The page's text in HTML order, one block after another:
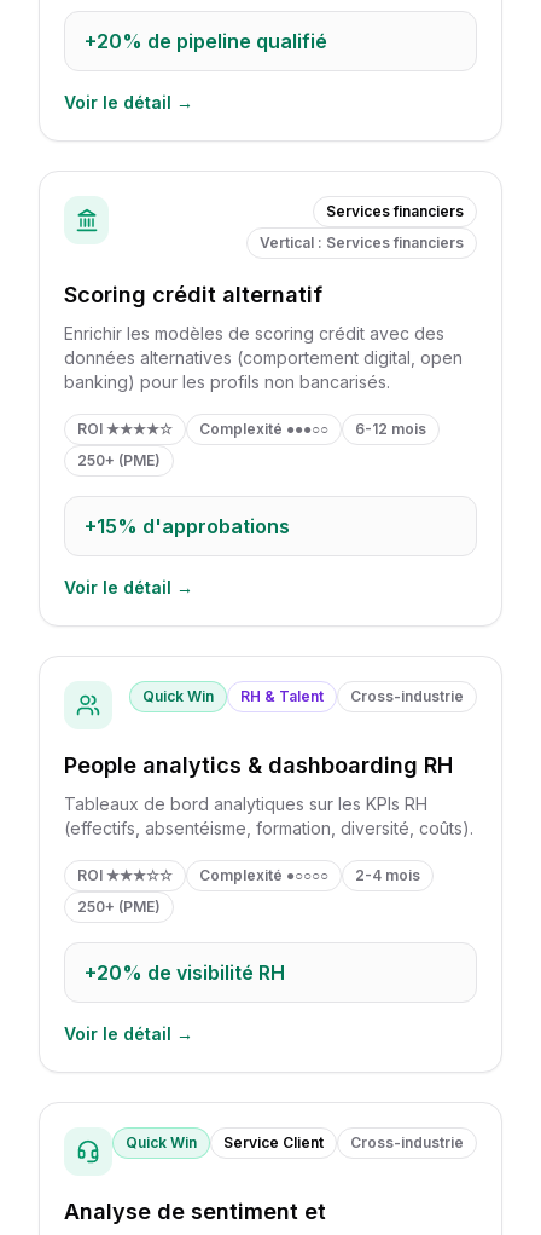
+20% de pipeline qualifié
Voir le détail →
Services financiers
Vertical : Services financiers
Scoring crédit alternatif
Enrichir les modèles de scoring crédit avec des
données alternatives (comportement digital, open
banking) pour les profils non bancarisés.
ROI ★★★★☆ Complexité ●●●○○
6-12 mois
250+ (PME)
+15% d'approbations
Voir le détail →
Quick Win RH & Talent Cross-industrie
People analytics & dashboarding RH
Tableaux de bord analytiques sur les KPIs RH
(effectifs, absentéisme, formation, diversité, coûts).
ROI ★★★☆☆ Complexité ●○○○○
2-4 mois
250+ (PME)
+20% de visibilité RH
Voir le détail →
Quick Win Service Client Cross-industrie
Analyse de sentiment et